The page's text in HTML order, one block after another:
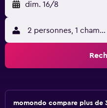
dim. 16/8
2 personnes, 1
momondo compare plus de